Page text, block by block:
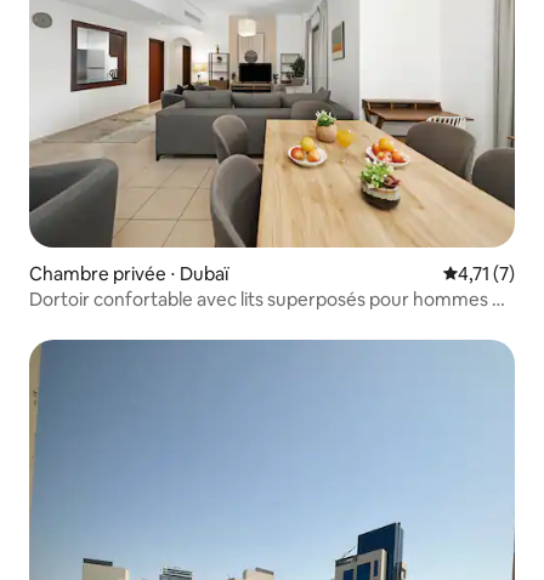
Chambre privée ⋅ Dubaï Évaluation
4,71 (7)
Dortoir confortable avec lits superposés pour hommes et